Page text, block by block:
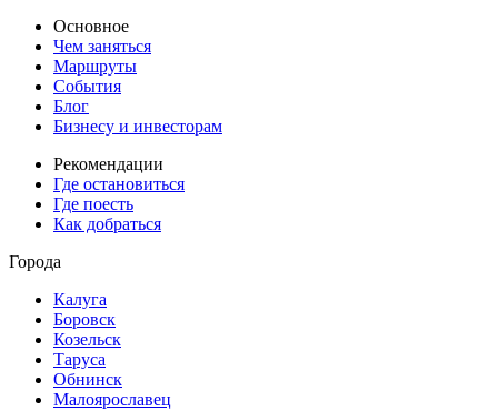
Основное
Чем заняться
Маршруты
События
Блог
Бизнесу и инвесторам
Рекомендации
Где остановиться
Где поесть
Как добраться
Города
Калуга
Боровск
Козельск
Таруса
Обнинск
Малоярославец